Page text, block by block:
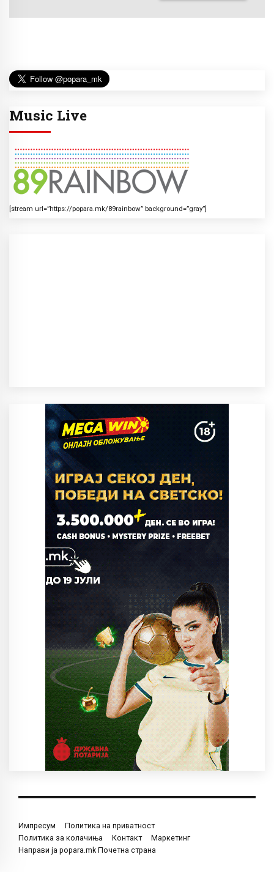
Music Live
[stream url=”https://popara.mk/89rainbow” background=”gray”]
Импресум
Политика на приватност
Политика за колачиња
Контакт
Маркетинг
Направи ја popara.mk Почетна страна